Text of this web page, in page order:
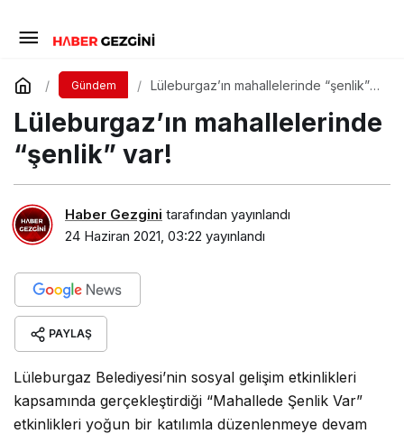
Gündem
Lüleburgaz’ın mahallelerinde “şenlik”
Lüleburgaz’ın mahallelerinde
“şenlik” var!
Haber Gezgini tarafından yayınlandı
24 Haziran 2021, 03:22 yayınlandı
PAYLAŞ
Lüleburgaz Belediyesi’nin sosyal gelişim etkinlikleri
kapsamında gerçekleştirdiği “Mahallede Şenlik Var”
etkinlikleri yoğun bir katılımla düzenlenmeye devam